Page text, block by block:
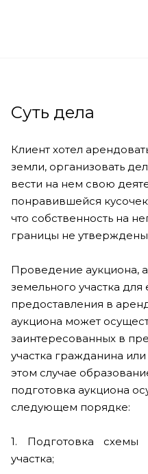
Суть дела
Клиент хотел
земли, организовать
вести на нем свою
понравившейся
что собственность на
границы не
Проведение аукциона,
земельного участка
предоставления в
аукциона может
заинтересованных в
участка гражданина
этом случае
подготовка аукциона
следующем порядке:
1. Подготовка схемы
участка;